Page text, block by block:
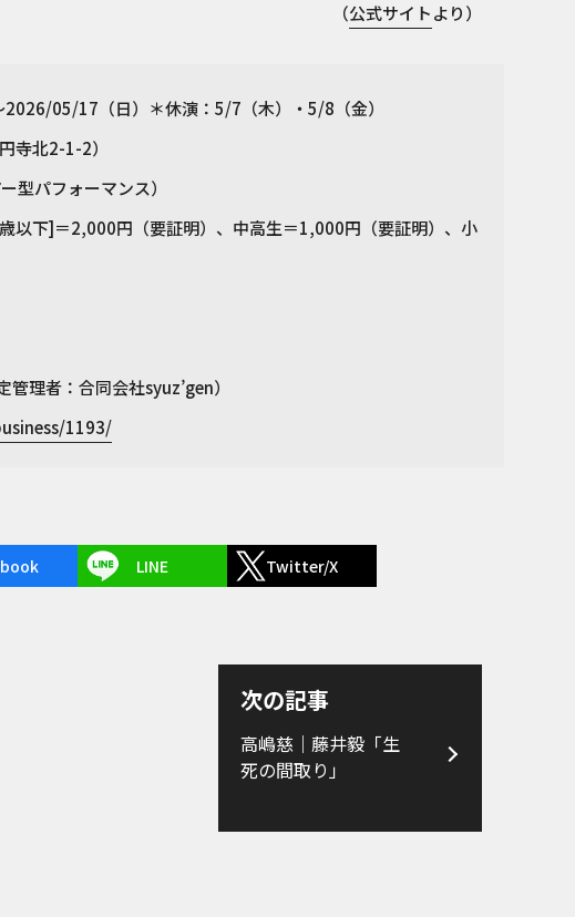
（公式サイトより）
05/17（日）＊休演：5/7（木）・5/8（金）
寺北2-1-2）
型パフォーマンス）
以下]＝2,000円（要証明）、中高生＝1,000円（要証明）、小
理者：合同会社syuz’gen）
1193/
LINE Twitter/X
次の記事
高嶋慈｜藤井毅「生
死の間取り」